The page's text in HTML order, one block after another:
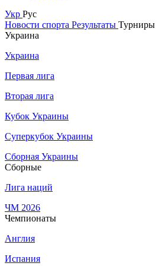
Укр Рус
Новости спорта Результаты Турниры
Украина
Украина
Первая лига
Вторая лига
Кубок Украины
Суперкубок Украины
Сборная Украины
Сборные
Лига наций
ЧМ 2026
Чемпионаты
Англия
Испания